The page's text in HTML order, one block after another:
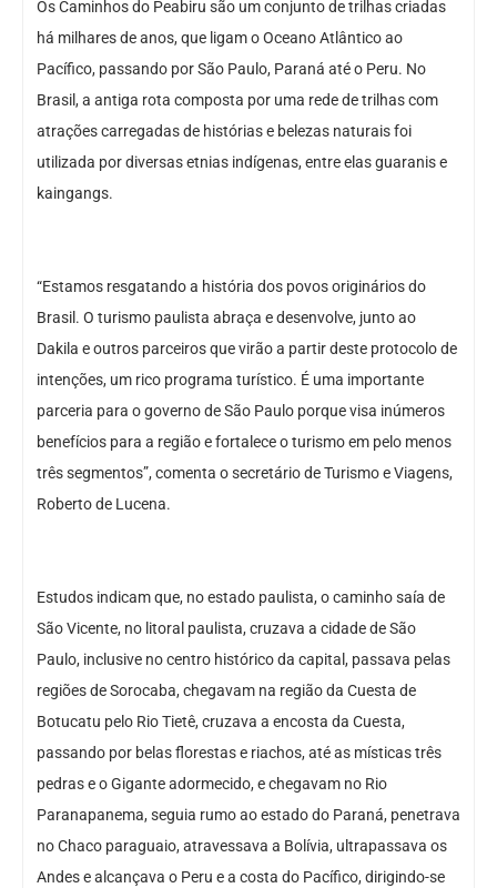
Os Caminhos do Peabiru são um conjunto de trilhas criadas
há milhares de anos, que ligam o Oceano Atlântico ao
Pacífico, passando por São Paulo, Paraná até o Peru. No
Brasil, a antiga rota composta por uma rede de trilhas com
atrações carregadas de histórias e belezas naturais foi
utilizada por diversas etnias indígenas, entre elas guaranis e
kaingangs.
“Estamos resgatando a história dos povos originários do
Brasil. O turismo paulista abraça e desenvolve, junto ao
Dakila e outros parceiros que virão a partir deste protocolo de
intenções, um rico programa turístico. É uma importante
parceria para o governo de São Paulo porque visa inúmeros
benefícios para a região e fortalece o turismo em pelo menos
três segmentos”, comenta o secretário de Turismo e Viagens,
Roberto de Lucena.
Estudos indicam que, no estado paulista, o caminho saía de
São Vicente, no litoral paulista, cruzava a cidade de São
Paulo, inclusive no centro histórico da capital, passava pelas
regiões de Sorocaba, chegavam na região da Cuesta de
Botucatu pelo Rio Tietê, cruzava a encosta da Cuesta,
passando por belas florestas e riachos, até as místicas três
pedras e o Gigante adormecido, e chegavam no Rio
Paranapanema, seguia rumo ao estado do Paraná, penetrava
no Chaco paraguaio, atravessava a Bolívia, ultrapassava os
Andes e alcançava o Peru e a costa do Pacífico, dirigindo-se